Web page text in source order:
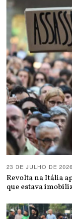
23 DE JULHO DE 2026
Revolta na Itália
que estava